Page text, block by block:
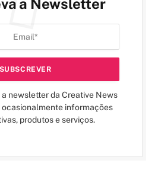
a Newsletter
newsletter da Creative News
informações
produtos e serviços.